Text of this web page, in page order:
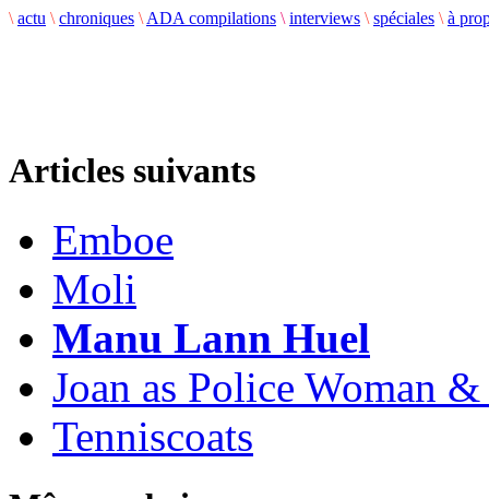
\ actu \ chroniques \ ADA compilations \ interviews \ spéciales \ à
Articles suivants
Emboe
Moli
Manu Lann Huel
Joan as Police Woman
Tenniscoats